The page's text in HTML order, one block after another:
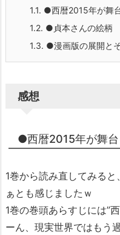
1.1. ●西暦2015年が舞
1.2. ●貞本さんの絵柄
1.3. ●漫画版の展開と
感想
●西暦2015年が舞台
1巻から読み直してみる
ぁとも感じましたｗ
1巻の巻頭あらすじには”
ーん、現実世界ではもう